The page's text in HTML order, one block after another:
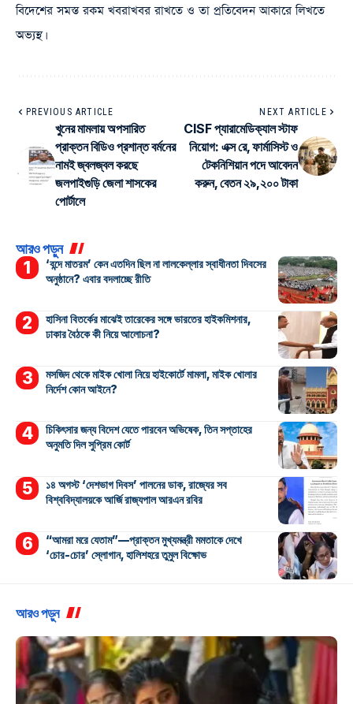
বিদেশের সমস্ত রকম খবরাখবর রাখতে ও তা প্রতিবেদন আকারে লিখতে
অভ্যস্থ।
PREVIOUS ARTICLE
খুনের মামলায় অপসারিত
প্রাক্তন বিডিও প্রশান্ত বর্মনের
নামই জ্বলজ্বল করছে
জলপাইগুড়ি জেলা শাসকের
পোর্টালে
NEXT ARTICLE
CISF প্যারামেডিক্যাল স্টাফ
নিয়োগ: এক্স রে‌, ফার্মাসিস্ট ও
টেকনিশিয়ান পদে আবেদন
করুন, বেতন ২৯,২০০ টাকা
আরও পড়ুন
‘বন্দে মাতরম’ কেন এতদিন ছিল না লালকেল্লার স্বাধীনতা দিবসের
অনুষ্ঠানে? এবার বদলাচ্ছে রীতি
হাসিনা বিতর্কের মাঝেই তারেকের সঙ্গে ভারতের হাইকমিশনার,
ঢাকার বৈঠকে কী নিয়ে আলোচনা?
মসজিদ থেকে মাইক খোলা নিয়ে হাইকোর্টে মামলা, মাইক খোলার
নির্দেশ কোন আইনে?
চিকিৎসার জন্য বিদেশ যেতে পারবেন অভিষেক, তিন সপ্তাহের
অনুমতি দিল সুপ্রিম কোর্ট
১৪ অগস্ট ‘দেশভাগ দিবস’ পালনের ডাক, রাজ্যের সব
বিশ্ববিদ্যালয়কে আর্জি রাজ্যপাল আরএন রবির
“আমরা মরে যেতাম”—প্রাক্তন মুখ্যমন্ত্রী মমতাকে দেখে
‘চোর-চোর’ স্লোগান, হালিশহরে তুমুল বিক্ষোভ
আরও পড়ুন